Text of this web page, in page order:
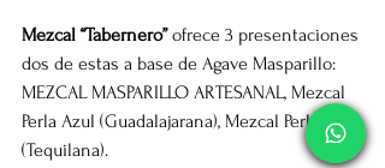
Mezcal “Tabernero” ofrece 3 presentaciones
dos de estas a base de Agave Masparillo:
MEZCAL MASPARILLO ARTESANAL, Mezcal
Perla Azul (Guadalajarana), Mezcal Perla Azul
(Tequilana).